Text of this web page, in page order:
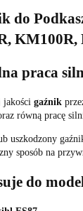
do
KM100R,
praca
jakości gaźnik
równą pracę
uszkodzony
sposób na
do